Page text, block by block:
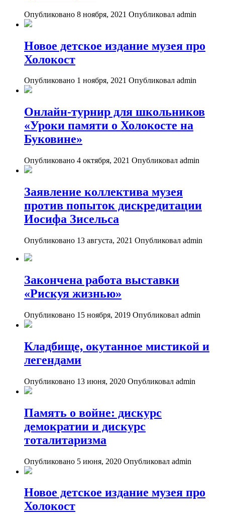
Опубликовано 8 ноября, 2021 Опубликовал admin
Новое детское издание музея про
Холокост
Опубликовано 1 ноября, 2021 Опубликовал admin
Онлайн-турнир для школьников
«Уроки памяти о Холокосте на
Буковине»
Опубликовано 4 октября, 2021 Опубликовал admin
Заявление коллектива музея
против попыток дискредитации
Иосифа Зисельса
Опубликовано 13 августа, 2021 Опубликовал admin
Закончена работа выставки
«Рискуя жизнью»
Опубликовано 15 ноября, 2019 Опубликовал admin
Кладбище, окутанное мистикой и
легендами
Опубликовано 13 июня, 2020 Опубликовал admin
Память о войне: дискурс
демократии и дискурс
тоталитаризма
Опубликовано 5 июня, 2020 Опубликовал admin
Новое детское издание музея про
Холокост